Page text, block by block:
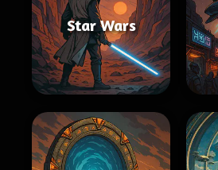
Star Wars